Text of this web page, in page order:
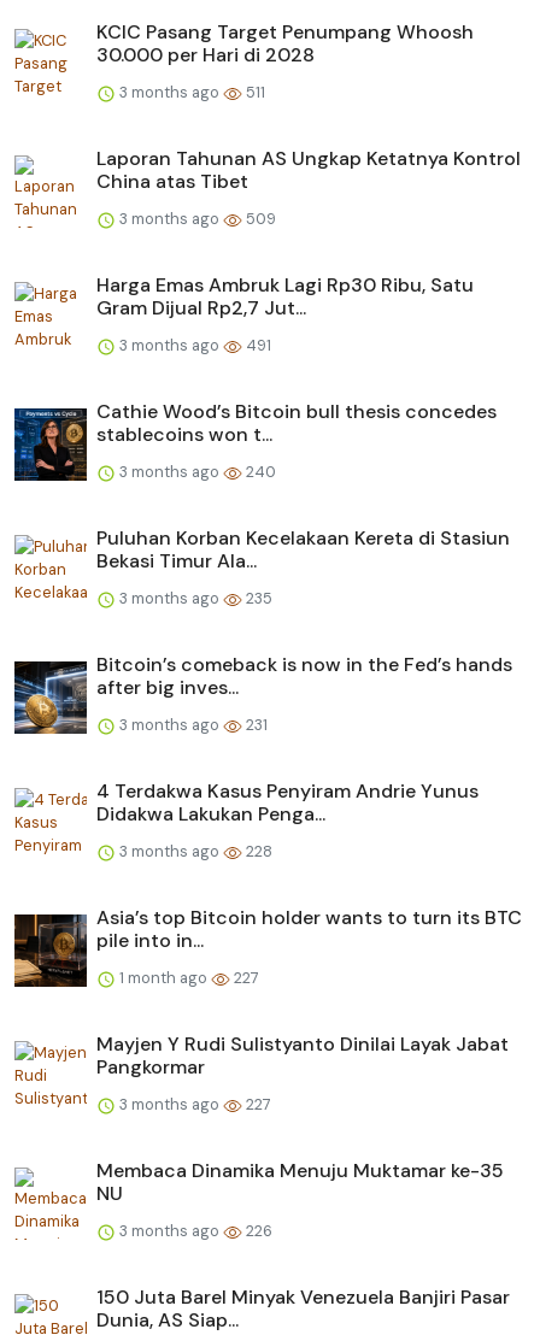
KCIC Pasang Target Penumpang Whoosh
30.000 per Hari di 2028
3 months ago 511
Laporan Tahunan AS Ungkap Ketatnya Kontrol
China atas Tibet
3 months ago 509
Harga Emas Ambruk Lagi Rp30 Ribu, Satu
Gram Dijual Rp2,7 Jut...
3 months ago 491
Cathie Wood’s Bitcoin bull thesis concedes
stablecoins won t...
3 months ago 240
Puluhan Korban Kecelakaan Kereta di Stasiun
Bekasi Timur Ala...
3 months ago 235
Bitcoin’s comeback is now in the Fed’s hands
after big inves...
3 months ago 231
4 Terdakwa Kasus Penyiram Andrie Yunus
Didakwa Lakukan Penga...
3 months ago 228
Asia’s top Bitcoin holder wants to turn its BTC
pile into in...
1 month ago 227
Mayjen Y Rudi Sulistyanto Dinilai Layak Jabat
Pangkormar
3 months ago 227
Membaca Dinamika Menuju Muktamar ke-35
NU
3 months ago 226
150 Juta Barel Minyak Venezuela Banjiri Pasar
Dunia, AS Siap...